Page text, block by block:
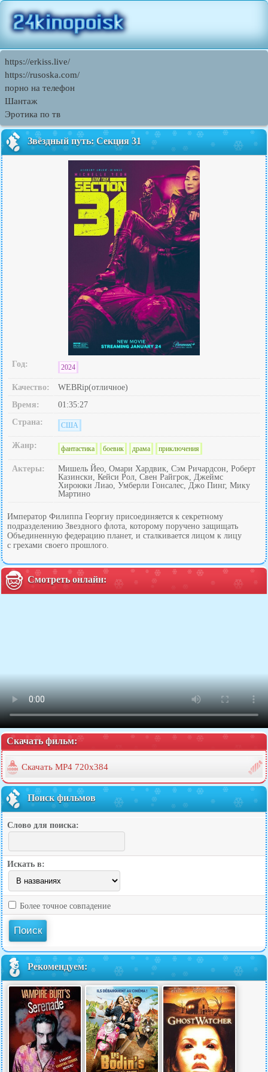
https://erkiss.live/
https://rusoska.com/
порно на телефон
Шантаж
Эротика по тв
Звёздный путь: Секция 31
Год: 2024
Качество:
WEBRip(отличное)
Время:
01:35:27
Страна:
США
Жанр: фантастика боевик драма приключения
Актеры:
Мишель Йео, Омари Хардвик, Сэм Ричардсон, Роберт
Казински, Кейси Рол, Свен Райгрок, Джеймс
Хироюки Лиао, Умберли Гонсалес, Джо Пинг, Мику
Мартино
Император Филиппа Георгиу присоединяется к секретному
подразделению Звездного флота, которому поручено защищать
Объединенную федерацию планет, и сталкивается лицом к лицу
с грехами своего прошлого.
Смотреть онлайн:
Скачать фильм:
Скачать MP4 720x384
Поиск фильмов
Слово для поиска:
Искать в:
Более точное совпадение
Рекомендуем: